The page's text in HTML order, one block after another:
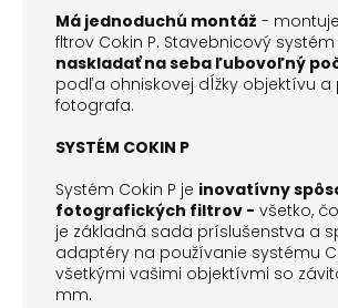
Má jednoduchú montáž -
fltrov Cokin P. Stavebnicový systém
naskladať na seba ľubovoľný
podľa ohniskovej dĺžky objektívu a
fotografa.
SYSTÉM COKIN P
Systém Cokin P je inovatívny
fotografických filtrov - všetko,
je základná sada príslušenstva a
adaptéry na používanie systému
všetkými vašimi objektívmi so
mm.